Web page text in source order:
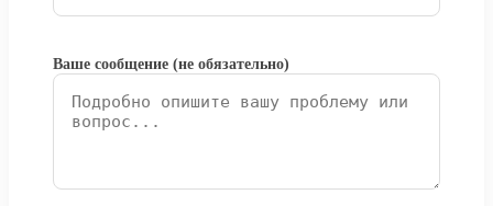
Ваше сообщение (не обязательно)